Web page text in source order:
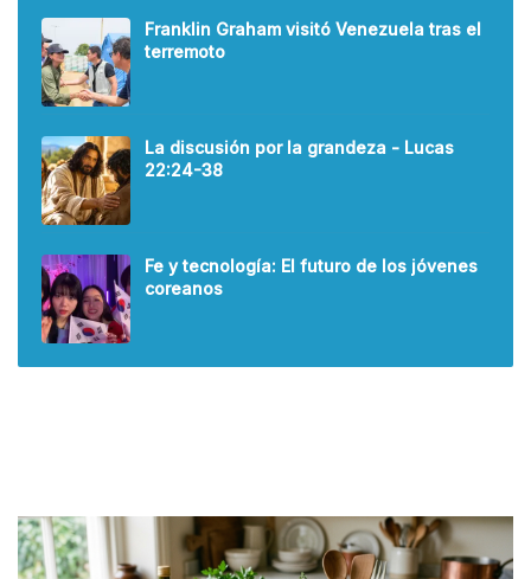
Franklin Graham visitó Venezuela tras el
terremoto
La discusión por la grandeza - Lucas
22:24-38
Fe y tecnología: El futuro de los jóvenes
coreanos